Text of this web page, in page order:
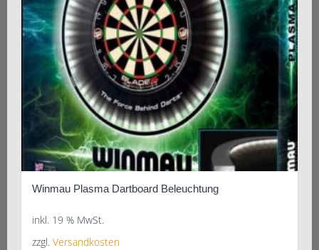
Winmau Plasma Dartboard Beleuchtung
inkl. 19 % MwSt.
zzgl. Versandkosten